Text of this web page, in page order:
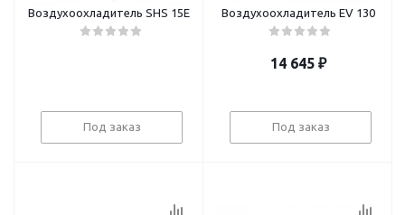
Воздухоохладитель SHS 15E
Под заказ
Воздухоохладитель EV 130
14 645₽
Под заказ